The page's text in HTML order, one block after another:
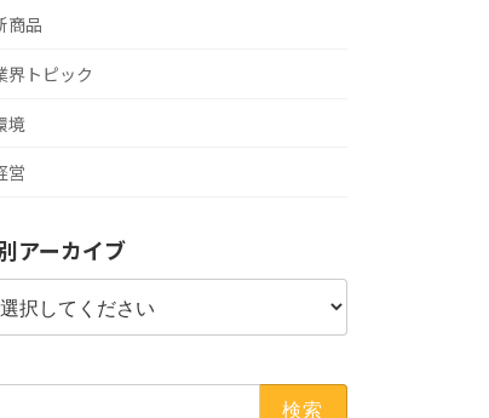
商品
界トピック
境
営
アーカイブ